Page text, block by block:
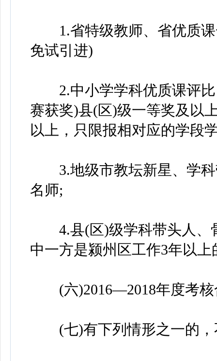
1.省特级教师、省优质课
免试引进)
2.中小学学科优质课评比
赛获奖)县(区)级一等奖及以
以上，只限报相对应的学段
3.地级市教坛新星、学科
名师;
4.县(区)级学科带头人、
中一方是颍州区工作3年以
(六)2016—2018年度考核
(七)有下列情形之一的，